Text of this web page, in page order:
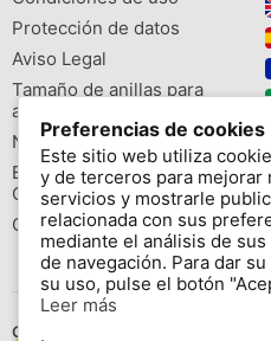
Protección de datos
Aviso Legal
Tamaño de anillas para
aves
Newsletter
Buscador de especies
Cites
Colores de las anillas
Preferencias de cookies
Este sitio web utiliza
y de terceros para mejorar
servicios y mostrarle
relacionada con sus
mediante el análisis de sus
de navegación. Para dar
su uso, pulse el botón
Leer más
.
Contáctenos